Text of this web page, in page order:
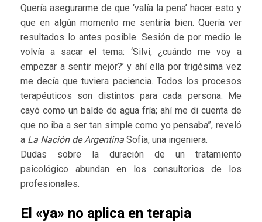
Quería asegurarme de que ‘valía la pena’ hacer esto y
que en algún momento me sentiría bien. Quería ver
resultados lo antes posible. Sesión de por medio le
volvía a sacar el tema: ‘Silvi, ¿cuándo me voy a
empezar a sentir mejor?’ y ahí ella por trigésima vez
me decía que tuviera paciencia. Todos los procesos
terapéuticos son distintos para cada persona. Me
cayó como un balde de agua fría; ahí me di cuenta de
que no iba a ser tan simple como yo pensaba”, reveló
a La Nación de Argentina Sofía, una ingeniera.
Dudas sobre la duración de un tratamiento
psicológico abundan en los consultorios de los
profesionales.
El «ya» no aplica en terapia